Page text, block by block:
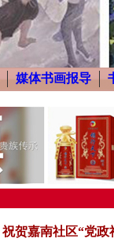
媒体书画报导
祝贺嘉南社区“党